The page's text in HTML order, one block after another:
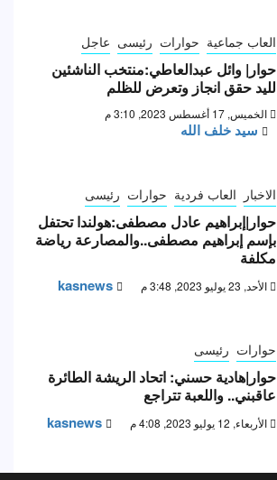
العاب جماعية حوارات رئيسى عاجل
حوار| وائل عبدالعاطي:منتخب الناشئين
لليد حقق انجاز وتعرض للظلم
الخميس, 17 أغسطس 2023, 3:10 م
سيد خلف الله
الاخبار العاب فردية حوارات رئيسى
حوار|إبراهيم عادل مصطفى:هولندا تحتفل
بإسم إبراهيم مصطفى..والمصارعة رياضة
مكلفة
الأحد, 23 يوليو 2023, 3:48 م kasnews
حوارات رئيسى
حوار|هادية حسني: اتحاد الريشة الطائرة
عاقبني.. واللعبة تتراجع
الأربعاء, 12 يوليو 2023, 4:08 م kasnews